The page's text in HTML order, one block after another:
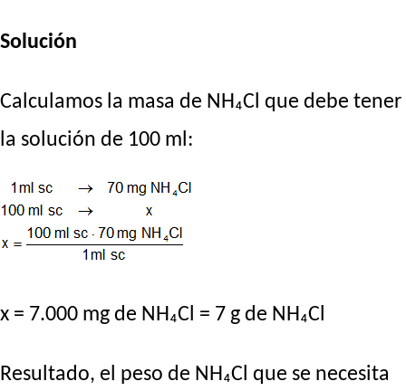
Solución
Calculamos la masa de NH₄Cl que debe tener
la solución de 100 ml:
x = 7.000 mg de NH₄Cl = 7 g de NH₄Cl
Resultado, el peso de NH₄Cl que se necesita